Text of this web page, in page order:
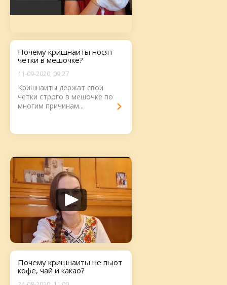
Почему кришнаиты носят
четки в мешочке?
11-09-2020, 09:27
Кришнаиты держат свои
четки строго в мешочке по
многим причинам...
Почему кришнаиты не пьют
кофе, чай и какао?